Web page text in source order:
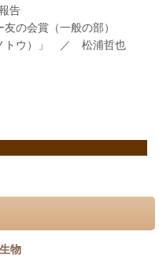
告
の会賞（一般の部）
トウ）」 ／ 松浦哲也
物